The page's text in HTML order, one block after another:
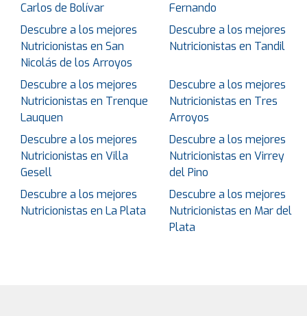
Carlos de Bolívar
Fernando
Descubre a los mejores
Nutricionistas en San
Nicolás de los Arroyos
Descubre a los mejores
Nutricionistas en Tandil
Descubre a los mejores
Nutricionistas en Trenque
Lauquen
Descubre a los mejores
Nutricionistas en Tres
Arroyos
Descubre a los mejores
Nutricionistas en Villa
Gesell
Descubre a los mejores
Nutricionistas en Virrey
del Pino
Descubre a los mejores
Nutricionistas en La Plata
Descubre a los mejores
Nutricionistas en Mar del
Plata